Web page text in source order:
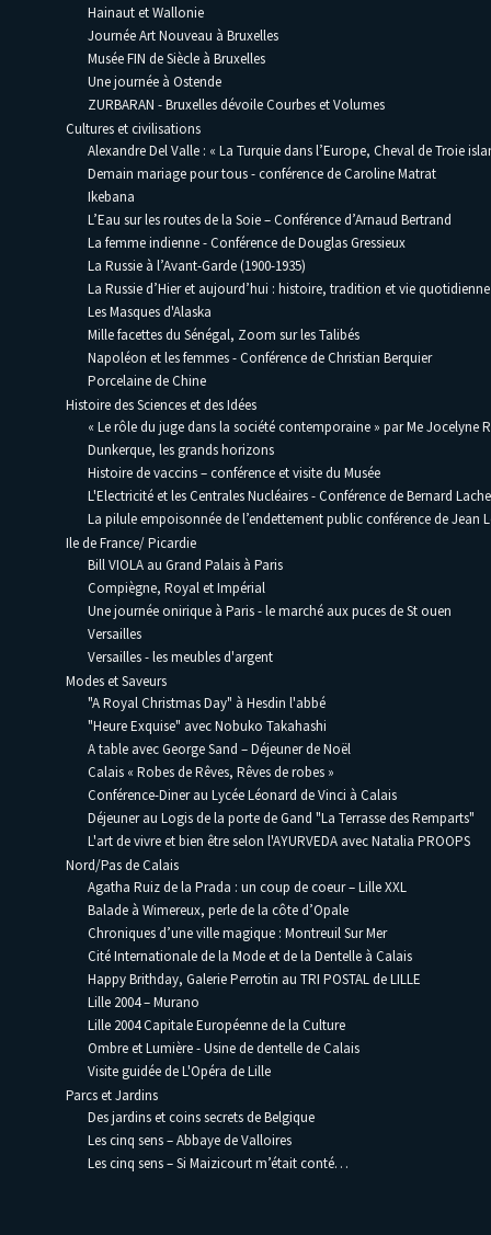
Hainaut et Wallonie
Journée Art Nouveau à Bruxelles
Musée FIN de Siècle à Bruxelles
Une journée à Ostende
ZURBARAN - Bruxelles dévoile Courbes et Volumes
Cultures et civilisations
Alexandre Del Valle : « La Turquie dans l’Europe, Cheval de Troie
Demain mariage pour tous - conférence de Caroline Matrat
Ikebana
L’Eau sur les routes de la Soie – Conférence d’Arnaud Bertrand
La femme indienne - Conférence de Douglas Gressieux
La Russie à l’Avant-Garde (1900-1935)
La Russie d’Hier et aujourd’hui : histoire, tradition et vie quotidienne
Les Masques d'Alaska
Mille facettes du Sénégal, Zoom sur les Talibés
Napoléon et les femmes - Conférence de Christian Berquier
Porcelaine de Chine
Histoire des Sciences et des Idées
« Le rôle du juge dans la société contemporaine » par Me Jocelyne
Dunkerque, les grands horizons
Histoire de vaccins – conférence et visite du Musée
L'Electricité et les Centrales Nucléaires - Conférence de Bernard
La pilule empoisonnée de l’endettement public conférence de Jean
Ile de France/ Picardie
Bill VIOLA au Grand Palais à Paris
Compiègne, Royal et Impérial
Une journée onirique à Paris - le marché aux puces de St ouen
Versailles
Versailles - les meubles d'argent
Modes et Saveurs
"A Royal Christmas Day" à Hesdin l'abbé
"Heure Exquise" avec Nobuko Takahashi
A table avec George Sand – Déjeuner de Noël
Calais « Robes de Rêves, Rêves de robes »
Conférence-Diner au Lycée Léonard de Vinci à Calais
Déjeuner au Logis de la porte de Gand "La Terrasse des Remparts"
L'art de vivre et bien être selon l'AYURVEDA avec Natalia PROOPS
Nord/Pas de Calais
Agatha Ruiz de la Prada : un coup de coeur – Lille XXL
Balade à Wimereux, perle de la côte d’Opale
Chroniques d’une ville magique : Montreuil Sur Mer
Cité Internationale de la Mode et de la Dentelle à Calais
Happy Brithday, Galerie Perrotin au TRI POSTAL de LILLE
Lille 2004 – Murano
Lille 2004 Capitale Européenne de la Culture
Ombre et Lumière - Usine de dentelle de Calais
Visite guidée de L'Opéra de Lille
Parcs et Jardins
Des jardins et coins secrets de Belgique
Les cinq sens – Abbaye de Valloires
Les cinq sens – Si Maizicourt m’était conté…